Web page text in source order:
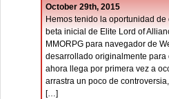
October 29th, 2015
Hemos tenido la oportunidad
beta inicial de Elite Lord of
MMORPG para navegador de
desarrollado originalmente para
ahora llega por primera vez a
arrastra un poco de
[…]